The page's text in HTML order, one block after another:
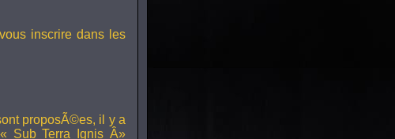
inscrire dans les
proposÃ©es, il y a
Sub Terra Ignis Â»